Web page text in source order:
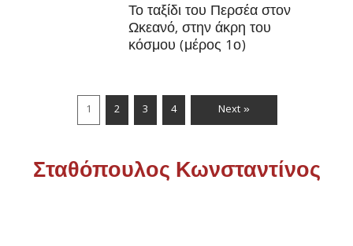
Το ταξίδι του Περσέα στον
Ωκεανό, στην άκρη του
κόσμου (μέρος 1ο)
1 2 3 4 Next »
Σταθόπουλος Κωνσταντίνος